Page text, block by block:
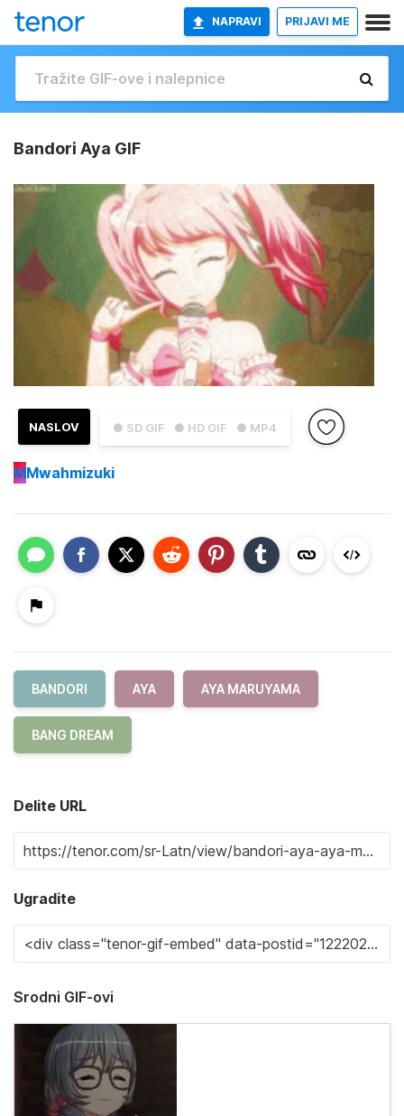
NAPRAVI PRIJAVI ME
Bandori Aya GIF
● SD GIF ● HD GIF ● MP4
NASLOV
MMwahmizuki
BANDORI AYA AYA MARUYAMA
BANG DREAM
Delite URL
Ugradite
Srodni GIF-ovi